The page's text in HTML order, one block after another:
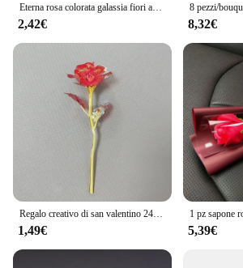
Eterna rosa colorata galassia fiori artificiali 24K lamina d'oro fiore amore Base scatola svasata per fidanzata regalo di san valentino
2,42€ 8,32€
1,49€ 5,39€